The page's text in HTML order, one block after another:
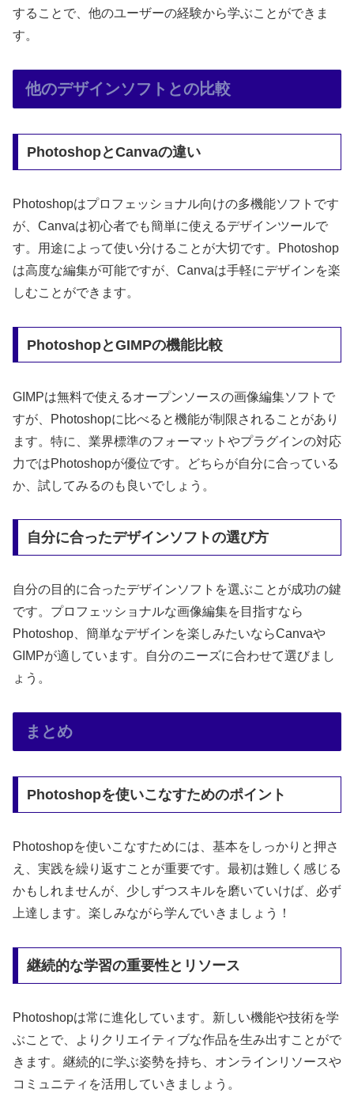
することで、他のユーザーの経験から学ぶことができま
す。
他のデザインソフトとの比較
PhotoshopとCanvaの違い
Photoshopはプロフェッショナル向けの多機能ソフトです
が、Canvaは初心者でも簡単に使えるデザインツールで
す。用途によって使い分けることが大切です。Photoshop
は高度な編集が可能ですが、Canvaは手軽にデザインを楽
しむことができます。
PhotoshopとGIMPの機能比較
GIMPは無料で使えるオープンソースの画像編集ソフトで
すが、Photoshopに比べると機能が制限されることがあり
ます。特に、業界標準のフォーマットやプラグインの対応
力ではPhotoshopが優位です。どちらが自分に合っている
か、試してみるのも良いでしょう。
自分に合ったデザインソフトの選び方
自分の目的に合ったデザインソフトを選ぶことが成功の鍵
です。プロフェッショナルな画像編集を目指すなら
Photoshop、簡単なデザインを楽しみたいならCanvaや
GIMPが適しています。自分のニーズに合わせて選びまし
ょう。
まとめ
Photoshopを使いこなすためのポイント
Photoshopを使いこなすためには、基本をしっかりと押さ
え、実践を繰り返すことが重要です。最初は難しく感じる
かもしれませんが、少しずつスキルを磨いていけば、必ず
上達します。楽しみながら学んでいきましょう！
継続的な学習の重要性とリソース
Photoshopは常に進化しています。新しい機能や技術を学
ぶことで、よりクリエイティブな作品を生み出すことがで
きます。継続的に学ぶ姿勢を持ち、オンラインリソースや
コミュニティを活用していきましょう。